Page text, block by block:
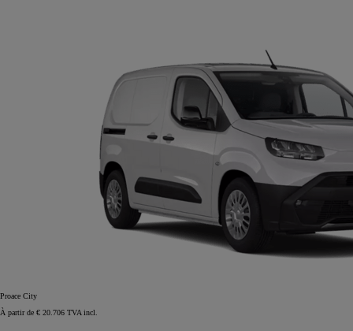
Proace City
À partir de € 20.706 TVA incl.